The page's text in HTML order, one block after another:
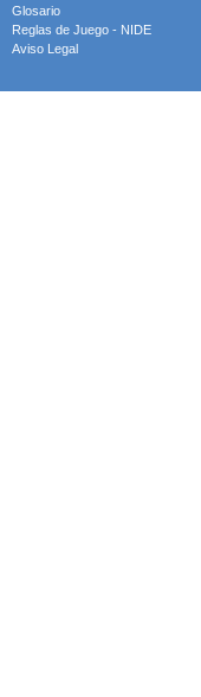
Glosario
Reglas de Juego - NIDE
Aviso Legal